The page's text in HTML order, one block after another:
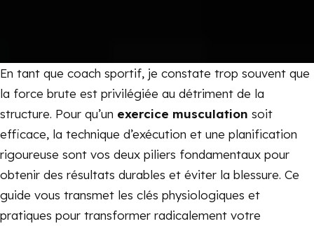
En tant que coach sportif, je constate trop souvent que
la force brute est privilégiée au détriment de la
structure. Pour qu’un exercice musculation soit
efficace, la technique d’exécution et une planification
rigoureuse sont vos deux piliers fondamentaux pour
obtenir des résultats durables et éviter la blessure. Ce
guide vous transmet les clés physiologiques et
pratiques pour transformer radicalement votre